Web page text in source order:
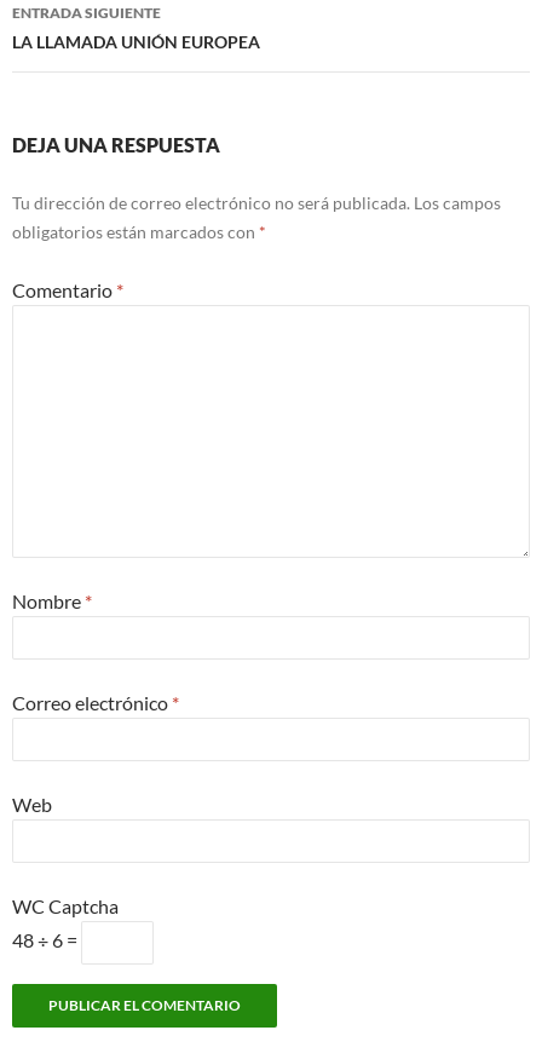
ENTRADA SIGUIENTE
LA LLAMADA UNIÓN EUROPEA
DEJA UNA RESPUESTA
Tu dirección de correo electrónico no será publicada. Los campos
obligatorios están marcados con *
Comentario *
Nombre *
Correo electrónico *
Web
WC Captcha
48 ÷ 6 =